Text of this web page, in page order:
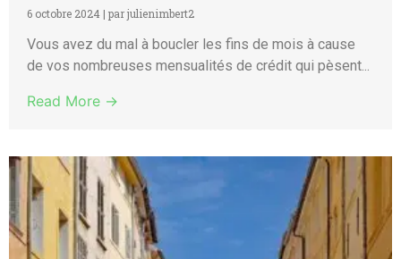
6 octobre 2024 | par julienimbert2
Vous avez du mal à boucler les fins de mois à cause
de vos nombreuses mensualités de crédit qui pèsent...
Read More →